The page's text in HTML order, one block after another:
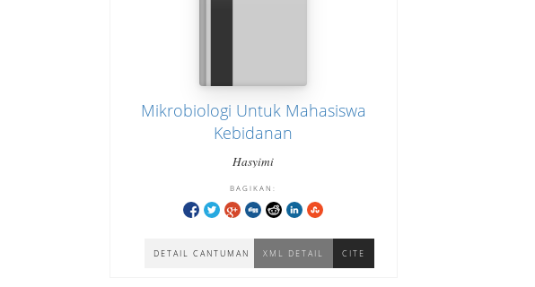
Mikrobiologi Untuk Mahasiswa
Kebidanan
Hasyimi
DETAIL CANTUMAN XML DETAIL CITE
BAGIKAN: